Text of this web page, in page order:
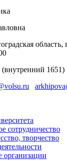
область,
1651)
сотрудничество
творчество